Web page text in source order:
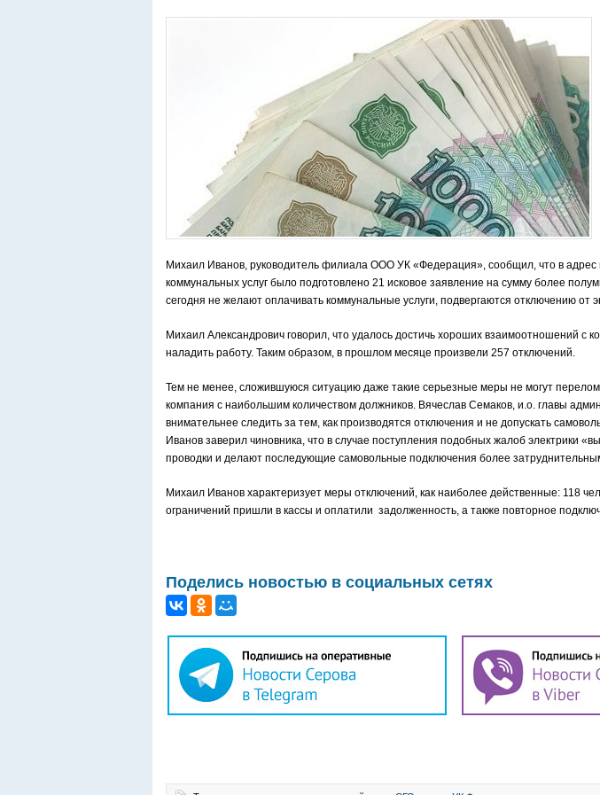
Михаил Иванов, руководитель филиала ООО УК «Федерация», сообщил, что в адрес
коммунальных услуг было подготовлено 21 исковое заявление на сумму более
сегодня не желают оплачивать коммунальные услуги, подвергаются отключению от
Михаил Александрович говорил, что удалось достичь хороших взаимоотношений с
наладить работу. Таким образом, в прошлом месяце произвели 257 отключений.
Тем не менее, сложившуюся ситуацию даже такие серьезные меры не могут
компания с наибольшим количеством должников. Вячеслав Семаков, и.о. главы
внимательнее следить за тем, как производятся отключения и не допускать
Иванов заверил чиновника, что в случае поступления подобных жалоб электрики
проводки и делают последующие самовольные подключения более
Михаил Иванов характеризует меры отключений, как наиболее действенные: 118
ограничений пришли в кассы и оплатили задолженность, а также повторное
Поделись новостью в социальных сетях